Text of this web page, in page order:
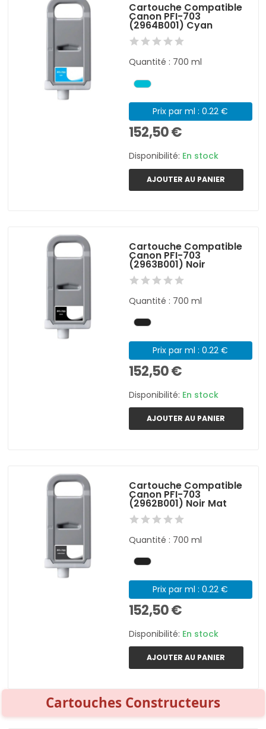
Cartouche Compatible
Canon PFI-703
(2964B001) Cyan
Quantité : 700 ml
Prix par ml : 0.22 €
152,50 €
Disponibilité: En stock
AJOUTER AU PANIER
Cartouche Compatible
Canon PFI-703
(2963B001) Noir
Quantité : 700 ml
Prix par ml : 0.22 €
152,50 €
Disponibilité: En stock
AJOUTER AU PANIER
Cartouche Compatible
Canon PFI-703
(2962B001) Noir Mat
Quantité : 700 ml
Prix par ml : 0.22 €
152,50 €
Disponibilité: En stock
AJOUTER AU PANIER
Cartouches Constructeurs